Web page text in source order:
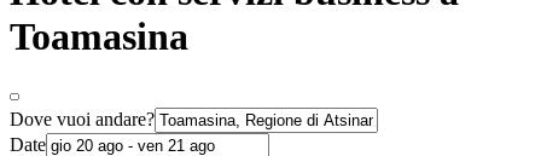
Toamasina
Dove vuoi andare?
Date